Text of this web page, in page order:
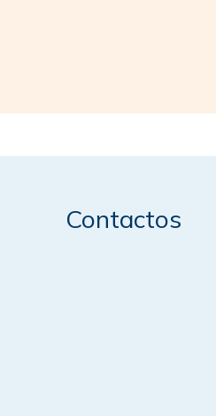
Contactos